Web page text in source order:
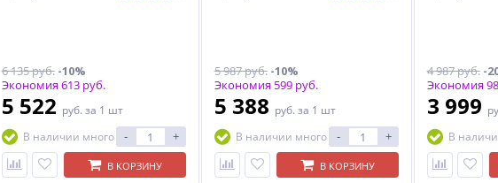
6 135 руб.-10%
Экономия 613 руб.
5 522 руб. за 1 шт
В наличии много
- +
В КОРЗИНУ
5 987 руб.-10%
Экономия 599 руб.
5 388 руб. за 1 шт
В наличии много
- +
В КОРЗИНУ
4 987 руб.-
Экономия
3 999
В